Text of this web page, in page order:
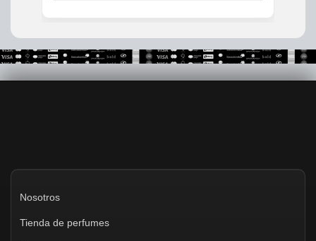
Nosotros
Tienda de perfumes